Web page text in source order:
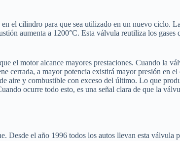
el cilindro para que sea utilizado en un nuevo ciclo.
aumenta a 1200°C. Esta válvula reutiliza los gases
el motor alcance mayores prestaciones. Cuando la
cerrada, a mayor potencia existirá mayor presión en
aire y combustible con exceso del último. Lo que
ocurre todo esto, es una señal clara de que la
el año 1996 todos los autos llevan esta válvula